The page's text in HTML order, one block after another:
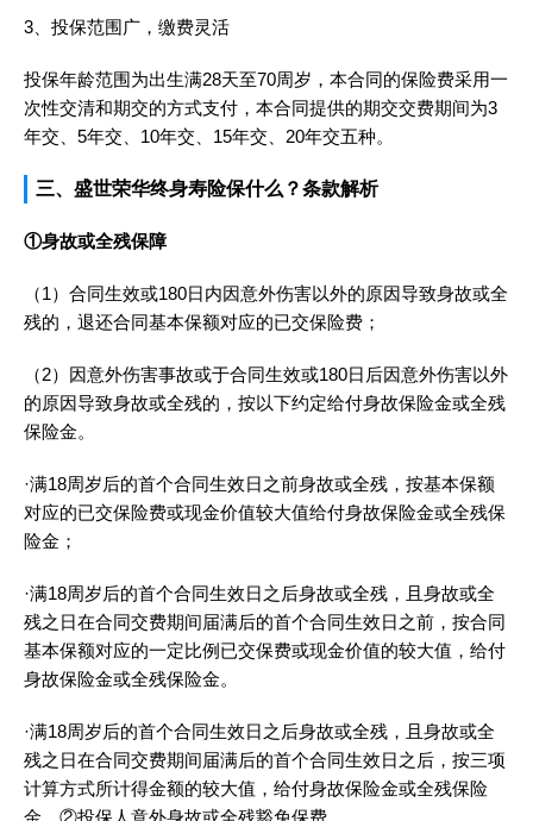
3、投保范围广，缴费灵活
投保年龄范围为出生满28天至70周岁，本合同的保险费采用一
次性交清和期交的方式支付，本合同提供的期交交费期间为3
年交、5年交、10年交、15年交、20年交五种。
三、盛世荣华终身寿险保什么？条款解析
①身故或全残保障
（1）合同生效或180日内因意外伤害以外的原因导致身故或全
残的，退还合同基本保额对应的已交保险费；
（2）因意外伤害事故或于合同生效或180日后因意外伤害以外
的原因导致身故或全残的，按以下约定给付身故保险金或全残
保险金。
·满18周岁后的首个合同生效日之前身故或全残，按基本保额
对应的已交保险费或现金价值较大值给付身故保险金或全残保
险金；
·满18周岁后的首个合同生效日之后身故或全残，且身故或全
残之日在合同交费期间届满后的首个合同生效日之前，按合同
基本保额对应的一定比例已交保费或现金价值的较大值，给付
身故保险金或全残保险金。
·满18周岁后的首个合同生效日之后身故或全残，且身故或全
残之日在合同交费期间届满后的首个合同生效日之后，按三项
计算方式所计得金额的较大值，给付身故保险金或全残保险
金。②投保人意外身故或全残豁免保费